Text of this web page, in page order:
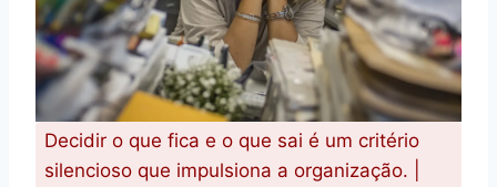
Decidir o que fica e o que sai é um critério
silencioso que impulsiona a organização. |